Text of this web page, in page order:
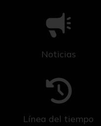
Noticias
Línea del tiempo